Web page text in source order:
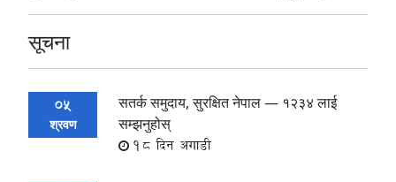
सूचना
05
श्रवण
सतर्क समुदाय, सुरक्षित नेपाल — १२३४ लाई
सम्झनुहोस्
18 दिन अगाडी